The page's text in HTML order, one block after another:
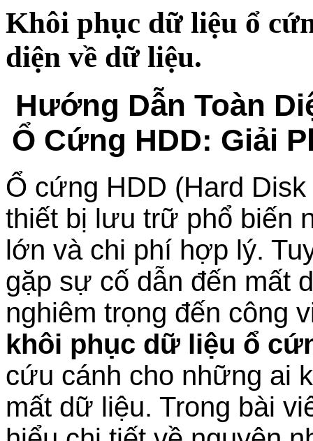
Khôi phục dữ liệu ổ
diện về dữ liệu.
Hướng Dẫn Toàn
Ổ Cứng HDD: Giải
Ổ cứng HDD (Hard
thiết bị lưu trữ phổ biến
lớn và chi phí hợp lý.
gặp sự cố dẫn đến mất
nghiêm trọng đến công
khôi phục dữ liệu ổ
cứu cánh cho những ai
mất dữ liệu. Trong bài